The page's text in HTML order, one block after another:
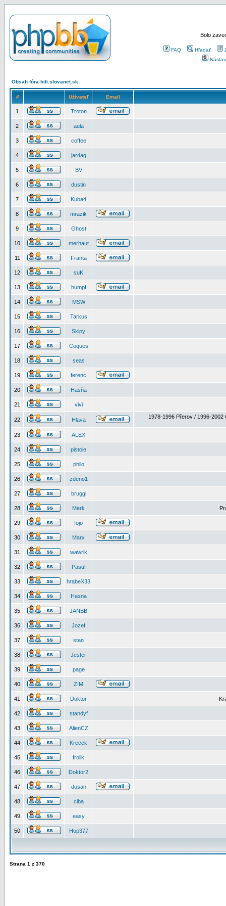
Bolo
FAQ Hľadať
Obsah fóra hifi.slovanet.sk
# Užívateľ Email
1 Troton
2 aula
3 coffee
4 jardag
5 BV
6 dustin
7 Kuba4
8 mrazik
9 Ghost
10 merhaut
11 Franta
12 suK
13 humpf
14 MSW
15 Tarkus
16 Skipy
17 Coques
18 seas
19 ferenc
20 Hasňa
21 vivi
22 Hlava 1978-1996 Přerov / 1996-2002
23 ALEX
24 pistole
25 philo
26 zdeno1
27 bruggi
28 Merk
29 fojo
30 Marx
31 wawrik
32 Pasul
33 hrabeX33
34 Haxna
35 JANBB
36 Jozef
37 stan
38 Jester
39 page
40 ZIM
41 Doktor
42 standyf
43 AlienCZ
44 Krecek
45 frolik
46 Doktor2
47 dusan
48 ciba
49 easy
50 Hop377
Strana 1 z 370